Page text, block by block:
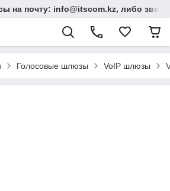
на почту: info@itscom.kz, либо
Голосовые шлюзы VoIP шлюзы